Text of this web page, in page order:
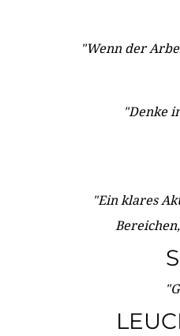
"Wenn der
"Denke
"Ein klares